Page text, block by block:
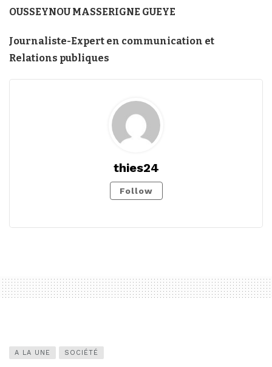
OUSSEYNOU MASSERIGNE GUEYE
Journaliste-Expert en communication et
Relations publiques
thies24
Follow
A LA UNE SOCIÉTÉ